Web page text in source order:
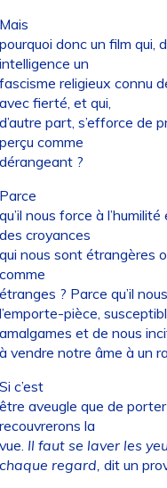
donc un film qui,
un
religieux connu
fierté, et qui,
part, s’efforce de
comme
?
nous force à
croyances
nous sont étrangères
? Parce qu’il
pièce,
et de nous
vendre notre âme à un
c’est
aveugle que de
la
Il faut se laver les
regard, dit un